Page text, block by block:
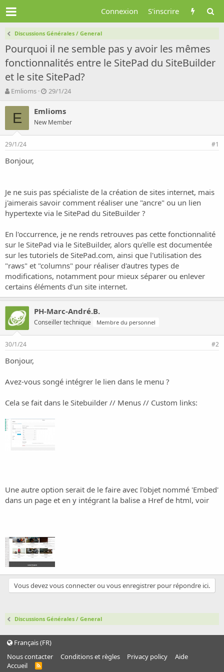
Connexion S'inscrire
Discussions Générales / General
Pourquoi il ne semble pas y avoir les mêmes
fonctionnalités entre le SitePad du SiteBuilder
et le site SitePad?
A
t
r
d
l
i
s
c
u
s
i
o
Emlioms
D
t
d
e
29/1/24
E Emlioms
New Member
29/1/24 #1
Bonjour,
Je ne suis pas spécialiste de la création de sites internet, mais
j'aimerais savoir comment réaliser une "ancre" ou un lien
hypertexte via le SitePad du SiteBuilder ?
En l'occurrence, je ne rends retrouves pas cette fonctionnalité
sur le SitePad via le SiteBuilder, alors qu'elle est documentée
sur les tutoriels de SitePad.com, ainsi que l'utilisation des
"raws" et "columns" pour réaliser d'autres types de
modifications, notamment pour mieux séparer ou enlever
certains éléments d'un site internet.
PH-Marc-André.B.
Conseiller technique Membre du personnel
30/1/24 #2
Bonjour,
Avez-vous songé intégrer le lien dans le menu ?
Cela se fait dans le Sitebuilder // Menus // Custom links:
Une autre option serait de le faire avec l'objet nommé 'Embed'
dans un page et en y intégrant la balise a Href de html, voir
Vous devez vous connecter ou vous enregistrer pour répondre ici.
Discussions Générales / General
Français (FR)
Nous contacter
Conditions et règles Privacy policy
Aide
Accueil
R